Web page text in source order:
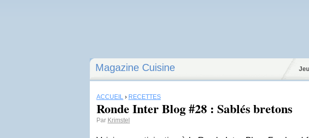
Magazine Cuisine
ACCUEIL › RECETTES
Ronde Inter Blog #28 : Sablés bretons
Par Krimstel